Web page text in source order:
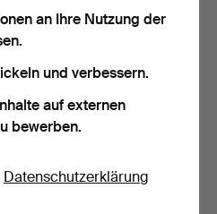
HEIZKÖRPERSCHMUCK,
ZWEI STÜCK Metall, verc…
an Ihre Nutzung der
und verbessern.
auf externen
bewerben.
Datenschutzerklärung